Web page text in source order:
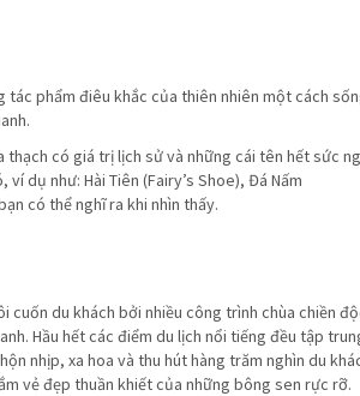
tác phẩm điêu khắc của thiên nhiên một cách
có giá trị lịch sử và những cái tên hết sức
dụ như: Hài Tiên (Fairy’s Shoe), Đá Nấm
có thể nghĩ ra khi nhìn thấy.
cuốn du khách bởi nhiều công trình chùa chiền
Hầu hết các điểm du lịch nổi tiếng đều tập
nhịp, xa hoa và thu hút hàng trăm nghìn du
vẻ đẹp thuần khiết của những bông sen rực rỡ.